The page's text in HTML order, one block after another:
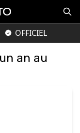
OFFICIEL
an au